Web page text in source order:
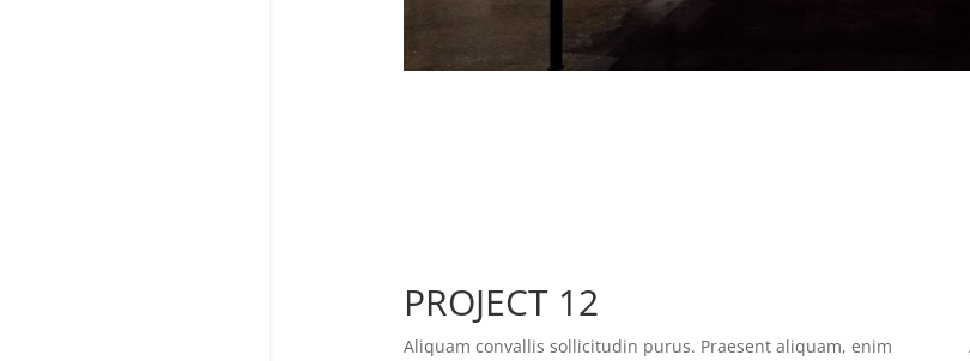
PROJECT 12
Aliquam convallis sollicitudin purus. Praesent aliquam, enim